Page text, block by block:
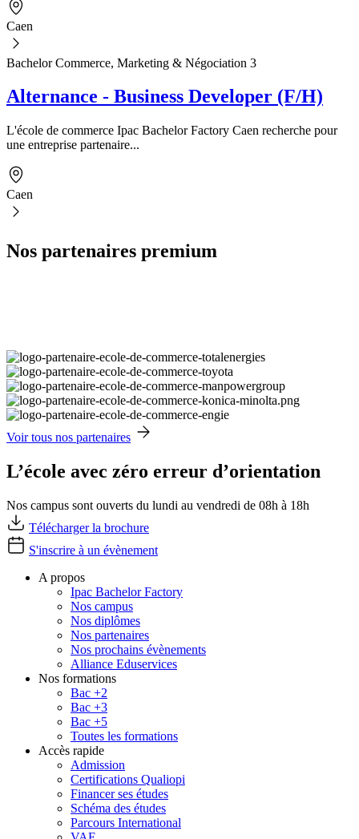
Caen
Bachelor Commerce, Marketing & Négociation 3
Alternance - Business Developer (F/H)
L'école de commerce Ipac Bachelor Factory Caen recherche pour
une entreprise partenaire...
Caen
Nos partenaires premium
Voir tous nos partenaires
L’école avec zéro erreur d’orientation
Nos campus sont ouverts du lundi au vendredi de 08h à 18h
Télécharger la brochure
S'inscrire à un évènement
A propos
Ipac Bachelor Factory
Nos campus
Nos diplômes
Nos partenaires
Nos prochains évènements
Alliance Eduservices
Nos formations
Bac +2
Bac +3
Bac +5
Toutes les formations
Accès rapide
Admission
Certifications Qualiopi
Financer ses études
Schéma des études
Parcours International